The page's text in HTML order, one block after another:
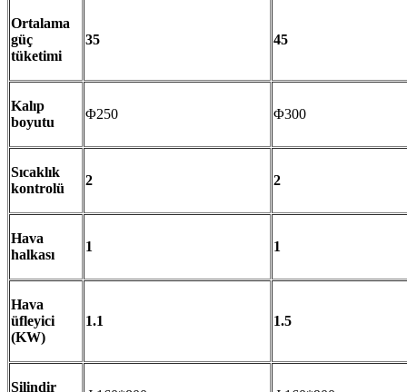
Ortalama
güç
tüketimi
35 45
Kalıp
boyutu
Φ250 Φ300
Sıcaklık
kontrolü
2 2
Hava
halkası
1 1
Hava
üfleyici
(KW)
1.1 1.5
Silindir